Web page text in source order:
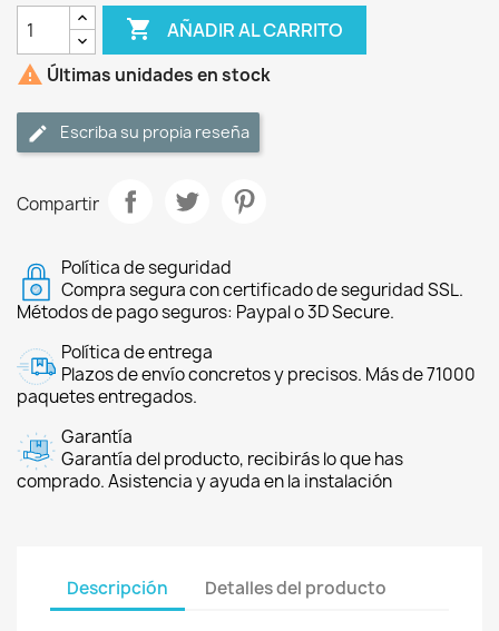
 AÑADIR AL CARRITO
 Últimas unidades en stock
Escriba su propia reseña
Compartir
Política de seguridad
Compra segura con certificado de seguridad SSL.
Métodos de pago seguros: Paypal o 3D Secure.
Política de entrega
Plazos de envío concretos y precisos. Más de 71000
paquetes entregados.
Garantía
Garantía del producto, recibirás lo que has
comprado. Asistencia y ayuda en la instalación
Descripción Detalles del producto